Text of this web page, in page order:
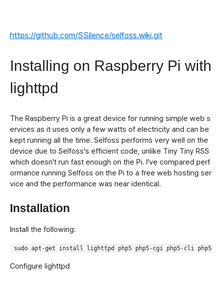
https://github.com/SSilence/selfoss.wiki.git
Installing on Raspberry Pi with
lighttpd
The Raspberry Pi is a great device for running simple web s
ervices as it uses only a few watts of electricity and can be
kept running all the time. Selfoss performs very well on the
device due to Selfoss's efficient code, unlike Tiny Tiny RSS
which doesn't run fast enough on the Pi. I've compared perf
ormance running Selfoss on the Pi to a free web hosting ser
vice and the performance was near identical.
Installation
Install the following:
sudo apt-get install lighttpd php5 php5-cgi php5-cli php5-
Configure lighttpd